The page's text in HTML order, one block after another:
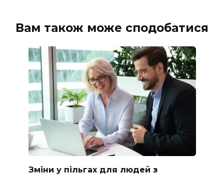
Вам також може сподобатися
Зміни у пільгах для людей з